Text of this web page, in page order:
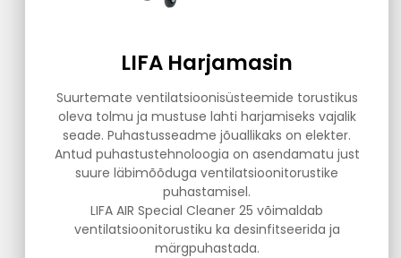
LIFA Harjamasin
Suurtemate ventilatsioonisüsteemide torustikus
oleva tolmu ja mustuse lahti harjamiseks vajalik
seade. Puhastusseadme jõuallikaks on elekter.
Antud puhastustehnoloogia on asendamatu just
suure läbimõõduga ventilatsioonitorustike
puhastamisel.
LIFA AIR Special Cleaner 25 võimaldab
ventilatsioonitorustiku ka desinfitseerida ja
märgpuhastada.